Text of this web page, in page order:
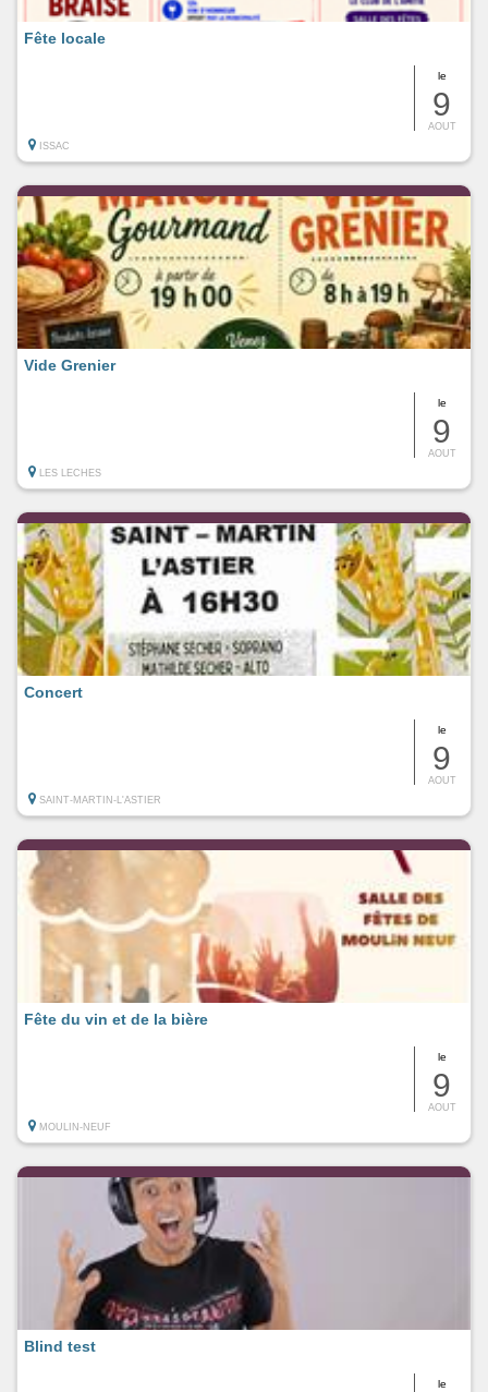
le
9
AOUT
Fête locale
ISSAC
le
9
AOUT
Vide Grenier
LES LECHES
le
9
AOUT
Concert
SAINT-MARTIN-L'ASTIER
le
9
AOUT
Fête du vin et de la bière
MOULIN-NEUF
le
Blind test